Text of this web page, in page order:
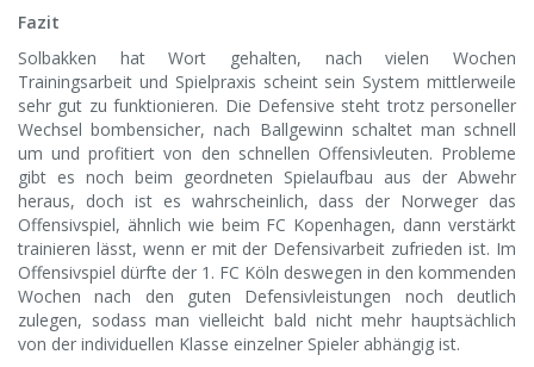
Fazit
Solbakken hat Wort gehalten, nach vielen Wochen
Trainingsarbeit und Spielpraxis scheint sein System mittlerweile
sehr gut zu funktionieren. Die Defensive steht trotz personeller
Wechsel bombensicher, nach Ballgewinn schaltet man schnell
um und profitiert von den schnellen Offensivleuten. Probleme
gibt es noch beim geordneten Spielaufbau aus der Abwehr
heraus, doch ist es wahrscheinlich, dass der Norweger das
Offensivspiel, ähnlich wie beim FC Kopenhagen, dann verstärkt
trainieren lässt, wenn er mit der Defensivarbeit zufrieden ist. Im
Offensivspiel dürfte der 1. FC Köln deswegen in den kommenden
Wochen nach den guten Defensivleistungen noch deutlich
zulegen, sodass man vielleicht bald nicht mehr hauptsächlich
von der individuellen Klasse einzelner Spieler abhängig ist.